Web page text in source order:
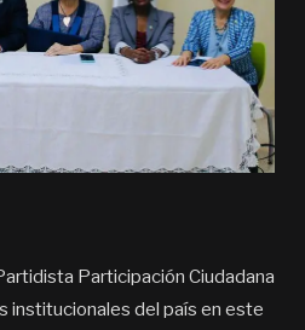
Participación Ciudadana
institucionales del país en este